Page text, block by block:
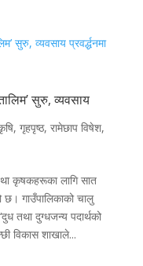
सुरु, व्यवसाय
, गृहपृष्ठ, रामेछाप विषेश,
कृषकहरूका लागि सात
छ। गाउँपालिकाको चालु
तथा दुग्धजन्य पदार्थको
विकास शाखाले...